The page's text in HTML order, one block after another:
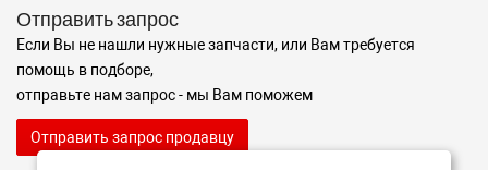
Отправить запрос
Если Вы не нашли нужные запчасти, или Вам требуется
помощь в подборе,
отправьте нам запрос - мы Вам поможем
Отправить запрос продавцу